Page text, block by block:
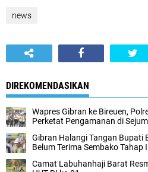
news
DIREKOMENDASIKAN
Wapres Gibran ke Bireuen,
Perketat Pengamanan di
Gibran Halangi Tangan Bupati
Belum Terima Sembako Tahap
Camat Labuhanhaji Barat